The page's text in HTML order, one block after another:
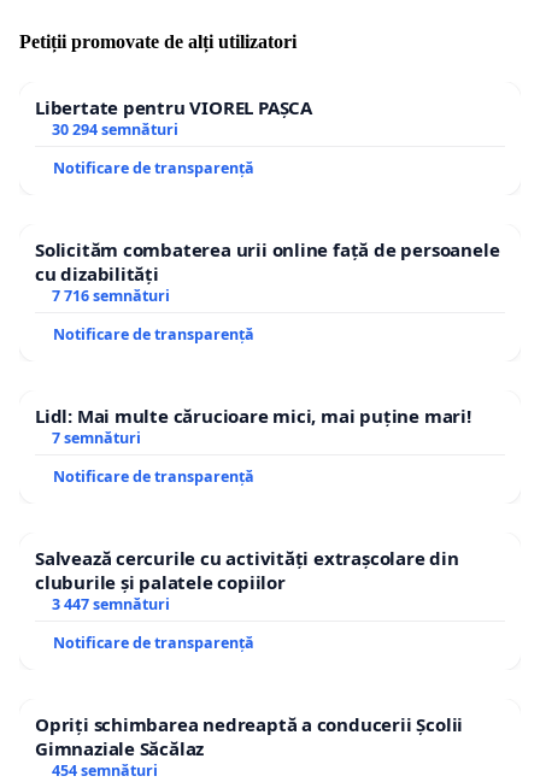
Petiții promovate de alți utilizatori
Libertate pentru VIOREL PAȘCA
30 294 semnături
Notificare de transparență
Solicităm combaterea urii online față de persoanele
cu dizabilități
7 716 semnături
Notificare de transparență
Lidl: Mai multe cărucioare mici, mai puține mari!
7 semnături
Notificare de transparență
Salvează cercurile cu activități extrașcolare din
cluburile și palatele copiilor
3 447 semnături
Notificare de transparență
Opriți schimbarea nedreaptă a conducerii Școlii
Gimnaziale Săcălaz
454 semnături